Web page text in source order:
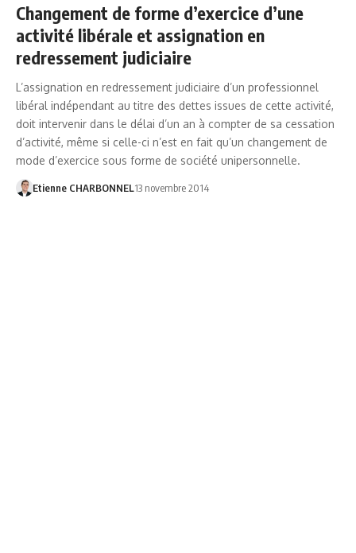
Changement de forme d’exercice d’une
activité libérale et assignation en
redressement judiciaire
L’assignation en redressement judiciaire d’un professionnel
libéral indépendant au titre des dettes issues de cette activité,
doit intervenir dans le délai d’un an à compter de sa cessation
d’activité, même si celle-ci n’est en fait qu’un changement de
mode d’exercice sous forme de société unipersonnelle.
Etienne CHARBONNEL13 novembre 2014